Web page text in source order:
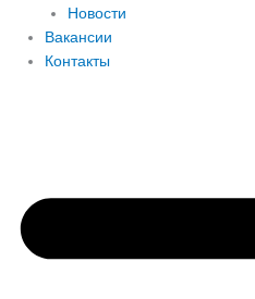
Новости
Вакансии
Контакты